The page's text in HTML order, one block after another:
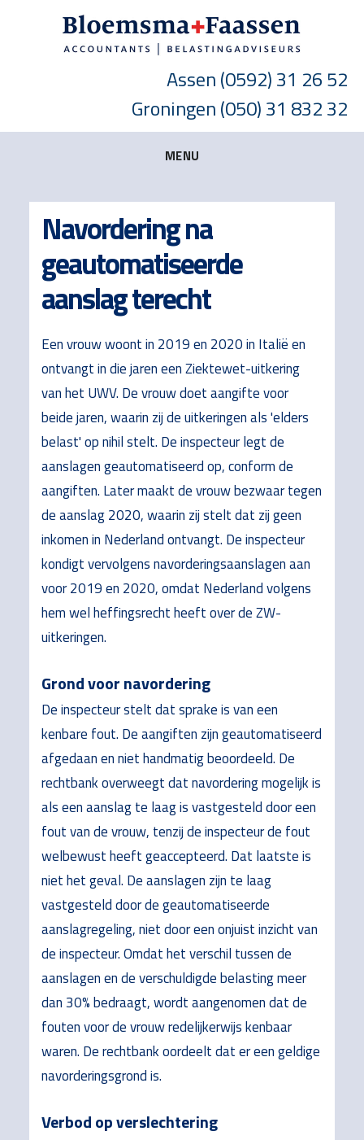
Assen(0592) 31 26 52
Groningen(050) 31 832 32
MENU
Navordering na
geautomatiseerde
aanslag terecht
Een vrouw woont in 2019 en 2020 in Italië en
ontvangt in die jaren een Ziektewet-uitkering
van het UWV. De vrouw doet aangifte voor
beide jaren, waarin zij de uitkeringen als 'elders
belast' op nihil stelt. De inspecteur legt de
aanslagen geautomatiseerd op, conform de
aangiften. Later maakt de vrouw bezwaar tegen
de aanslag 2020, waarin zij stelt dat zij geen
inkomen in Nederland ontvangt. De inspecteur
kondigt vervolgens navorderingsaanslagen aan
voor 2019 en 2020, omdat Nederland volgens
hem wel heffingsrecht heeft over de ZW-
uitkeringen.
Grond voor navordering
De inspecteur stelt dat sprake is van een
kenbare fout. De aangiften zijn geautomatiseerd
afgedaan en niet handmatig beoordeeld. De
rechtbank overweegt dat navordering mogelijk is
als een aanslag te laag is vastgesteld door een
fout van de vrouw, tenzij de inspecteur de fout
welbewust heeft geaccepteerd. Dat laatste is
niet het geval. De aanslagen zijn te laag
vastgesteld door de geautomatiseerde
aanslagregeling, niet door een onjuist inzicht van
de inspecteur. Omdat het verschil tussen de
aanslagen en de verschuldigde belasting meer
dan 30% bedraagt, wordt aangenomen dat de
fouten voor de vrouw redelijkerwijs kenbaar
waren. De rechtbank oordeelt dat er een geldige
navorderingsgrond is.
Verbod op verslechtering